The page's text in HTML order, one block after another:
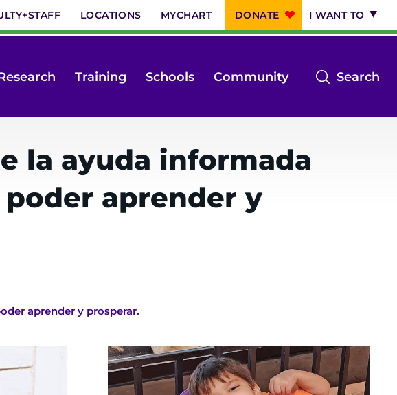
LOCATIONS MYCHART DONATE I WANT TO
Search
Training Schools Community
la ayuda informada
aprender y
aprender y prosperar.